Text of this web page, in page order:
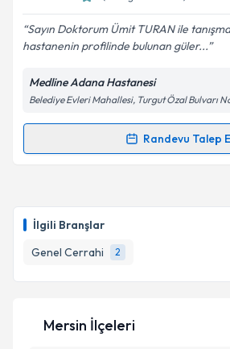
İlgili Branşlar
Genel Cerrahi
2
Metni 'ni okudum ve kişisel
kapsamda işlenmesini kabul
Takvim Talebini
Sayın Doktorum Ümit TURAN ile
hastanenin profilinde bulunan güler...
Medline Adana Hastanesi
Belediye Evleri Mahallesi, Turgut Özal Bulvarı
Randevu Talep
Randevu Takvimi Talebi
takvim hazırlandığında e-posta ile
E-posta Adresiniz
Mersin İlçeleri